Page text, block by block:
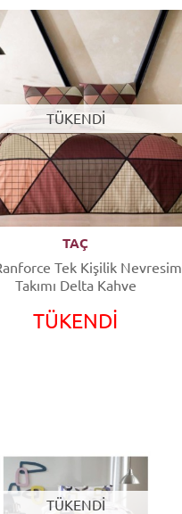
TÜKENDİ
TAÇ
Tek Kişilik Nevresim
Takımı Delta Kahve
TÜKENDİ
TÜKENDİ